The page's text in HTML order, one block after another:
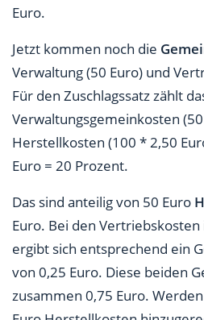
Euro.
Jetzt kommen noch die
Verwaltung (50 Euro) und
Für den Zuschlagssatz zählt
Verwaltungsgemeinkosten
Herstellkosten (100 * 2,50
Euro = 20 Prozent.
Das sind anteilig von 50 Euro
Euro. Bei den
ergibt sich entsprechend ein
von 0,25 Euro. Diese beiden
zusammen 0,75 Euro.